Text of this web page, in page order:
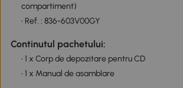
compartiment)
• Ref. : 836-603V00GY
Continutul pachetului:
• 1 x Corp de depozitare pentru CD
• 1 x Manual de asamblare